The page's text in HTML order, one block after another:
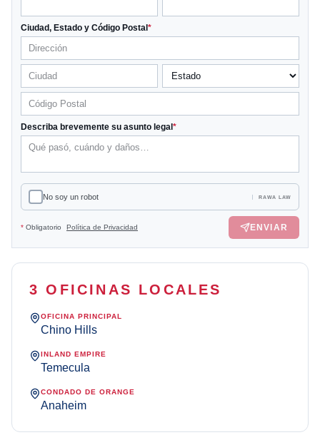
Ciudad, Estado y Código Postal *
Describa brevemente su asunto legal *
No soy un robot RAWA LAW
* Obligatorio Política de Privacidad ENVIAR
3 OFICINAS LOCALES
OFICINA PRINCIPAL
Chino Hills
INLAND EMPIRE
Temecula
CONDADO DE ORANGE
Anaheim